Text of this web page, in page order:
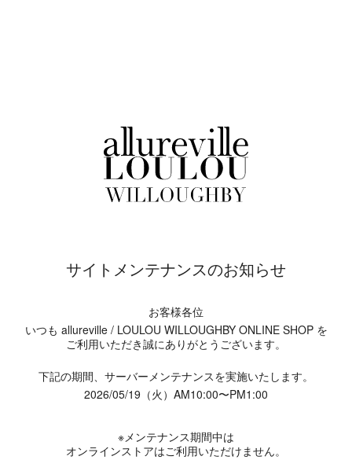
サイトメンテナンスのお知らせ
お客様各位
いつも allureville / LOULOU WILLOUGHBY ONLINE SHOP を
ご利用いただき誠にありがとうございます。
下記の期間、サーバーメンテナンスを実施いたします。
2026/05/19（火）AM10:00〜PM1:00
※メンテナンス期間中は
オンラインストアはご利用いただけません。